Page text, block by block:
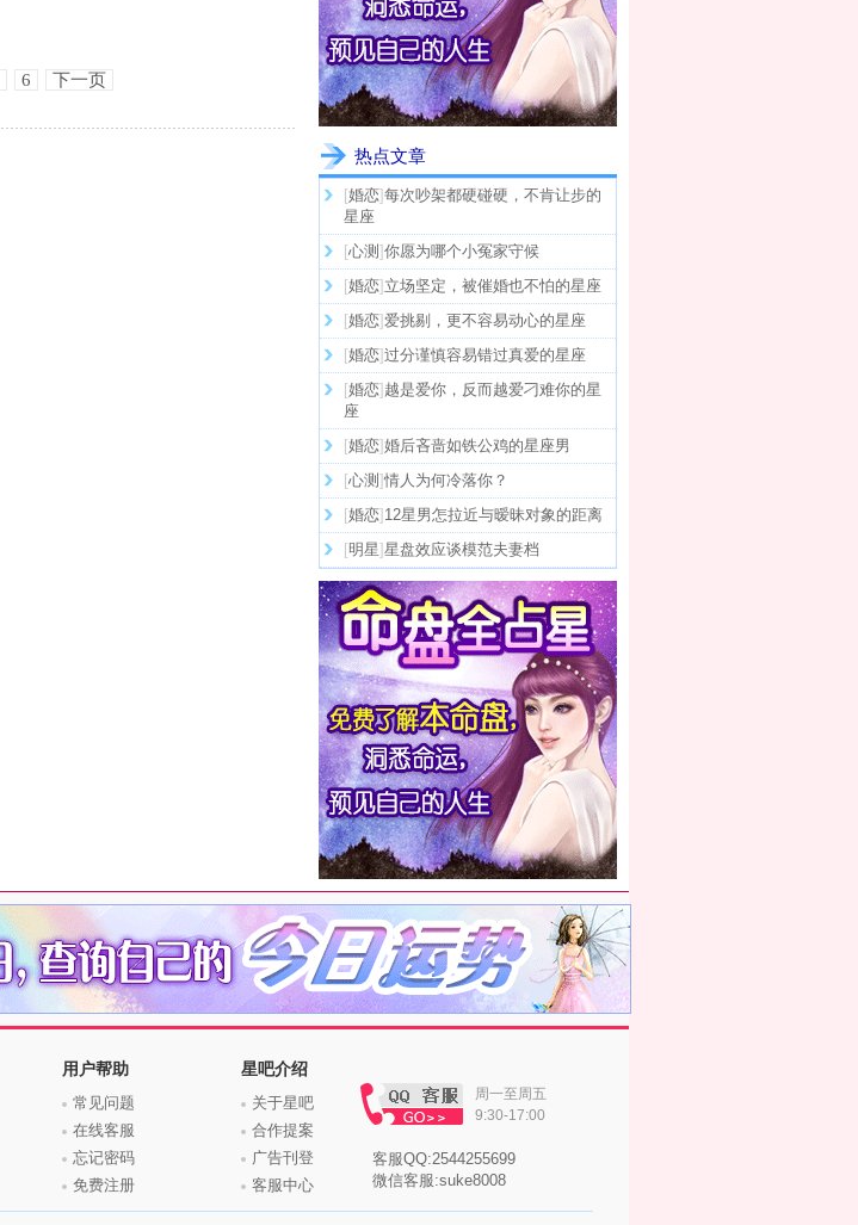
6 下一页
热点文章
[婚恋]每次吵架都硬碰硬，不肯让步的
星座
[心测 ]你愿为哪个小冤家守候
[婚恋] 立场坚定，被催婚也不怕的星座
[婚恋]爱挑剔，更不容易动心的星座
[婚恋]过分谨慎容易错过真爱的星座
[婚恋] 越是爱你，反而越爱刁难你的星
座
[婚恋]婚后吝啬如铁公鸡的星座男
[心测 ]情人为何冷落你？
[婚恋] 12星男怎拉近与暧昧对象的距离
[明星]星盘效应谈模范夫妻档
用户帮助
常见问题
在线客服
忘记密码
免费注册
星吧介绍
关于星吧
合作提案
广告刊登
客服中心
周一至周五
9:30-17:00
客服QQ:2544255699
微信客服:suke8008